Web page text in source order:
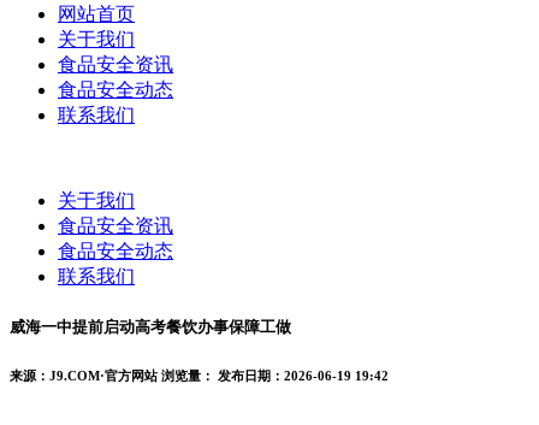
网站首页
关于我们
食品安全资讯
食品安全动态
联系我们
关于我们
食品安全资讯
食品安全动态
联系我们
威海一中提前启动高考餐饮办事保障工做
来源：J9.COM·官方网站 浏览量： 发布日期：2026-06-19 19:42